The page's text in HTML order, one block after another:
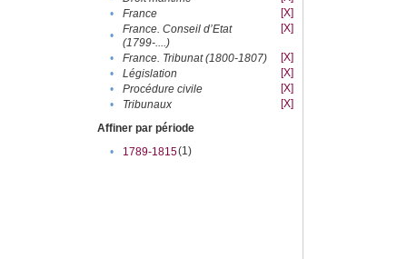
•
France
[X]
•
France. Conseil d’Etat
(1799-....)
[X]
• France. Tribunat (1800-1807)
[X]
•
Législation
[X]
•
Procédure civile
[X]
•
Tribunaux
[X]
Affiner par période
•
1789-1815(1)